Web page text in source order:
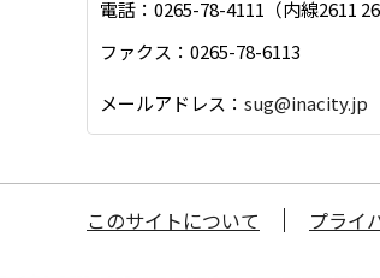
電話：0265-78-4111（内線2611
ファクス：0265-78-6113
メールアドレス： sug@inacity.jp
このサイトについて プライ